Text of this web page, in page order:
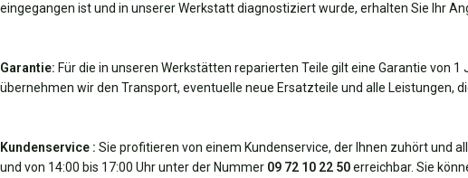
eingegangen ist und in unserer Werkstatt diagnostiziert wurde, erhalten Sie Ihr
Garantie: Für die in unseren Werkstätten reparierten Teile gilt eine Garantie von
übernehmen wir den Transport, eventuelle neue Ersatzteile und alle Leistungen,
Kundenservice : Sie profitieren von einem Kundenservice, der Ihnen zuhört und
und von 14:00 bis 17:00 Uhr unter der Nummer 09 72 10 22 50erreichbar. Sie